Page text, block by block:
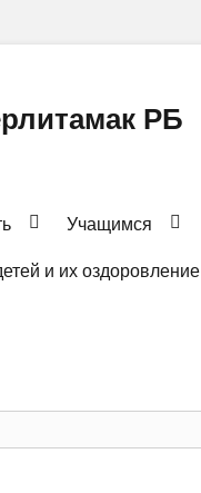
РБ
Учащимся
и их оздоровление